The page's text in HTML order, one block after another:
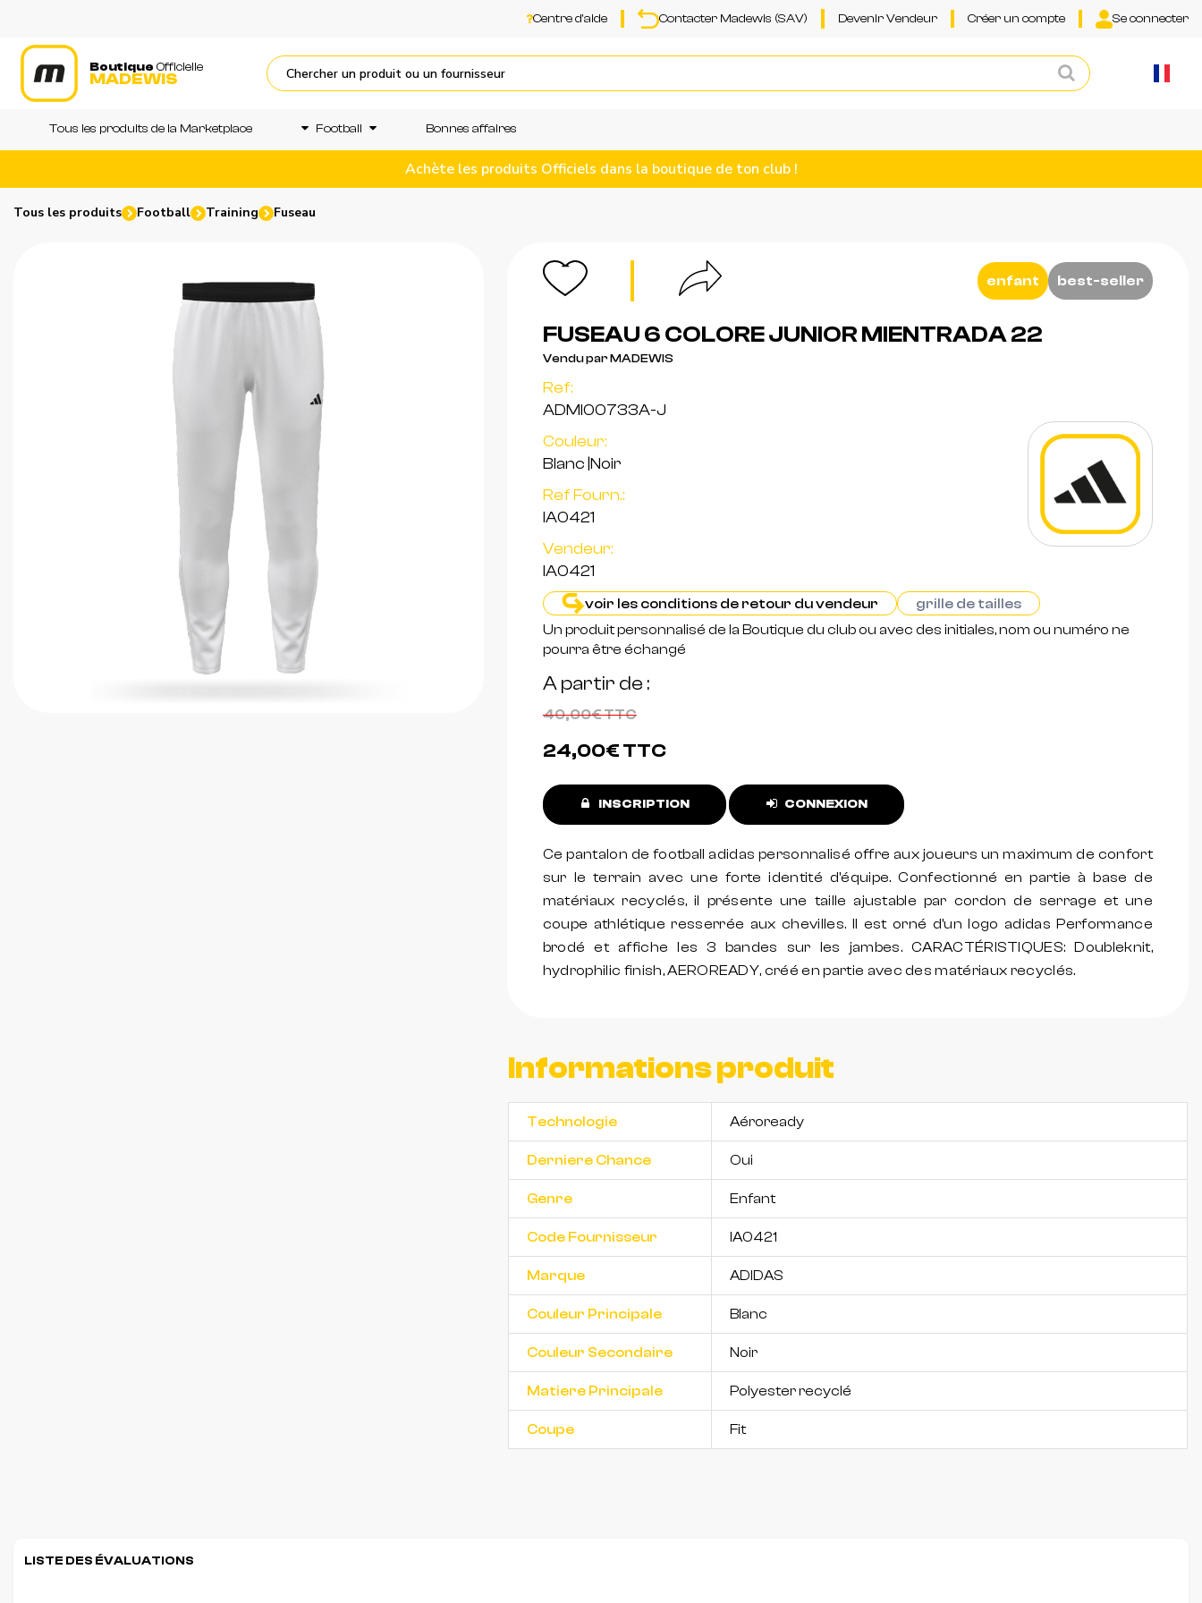
Centre d'aide Contacter Madewis (SAV) Devenir Vendeur Créer un compte Se connecter
Boutique Officielle
MADEWIS
Tous les produits de la Marketplace Football Bonnes affaires
Achète les produits Officiels dans la boutique de ton club !
Tous les produits Football Training Fuseau
enfant best-seller
FUSEAU 6 COLORE JUNIOR MIENTRADA 22
Vendu par MADEWIS
Ref:
ADMI00733A-J
Couleur:
Blanc Noir
Ref Fourn.:
IA0421
Vendeur:
IA0421
voir les conditions de retour du vendeur
grille de tailles
Un produit personnalisé de la Boutique du club ou avec des initiales, nom ou numéro ne
pourra être échangé
A partir de
40,00€TTC
24,00€TTC
INSCRIPTION CONNEXION
Ce pantalon de football adidas personnalisé offre aux joueurs un maximum de confort
sur le terrain avec une forte identité d'équipe. Confectionné en partie à base de
matériaux recyclés, il présente une taille ajustable par cordon de serrage et une
coupe athlétique resserrée aux chevilles. Il est orné d'un logo adidas Performance
brodé et affiche les 3 bandes sur les jambes. CARACTÉRISTIQUES: Doubleknit,
hydrophilic finish, AEROREADY, créé en partie avec des matériaux recyclés.
Informations produit
Technologie Aéroready
Derniere Chance Oui
Genre Enfant
Code Fournisseur IA0421
Marque ADIDAS
Couleur Principale Blanc
Couleur Secondaire Noir
Matiere Principale Polyester recyclé
Coupe Fit
LISTE DES ÉVALUATIONS